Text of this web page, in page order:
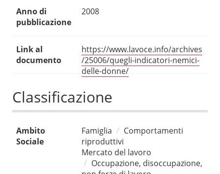
Anno di
pubblicazione
2008
Link al
documento
https://www.lavoce.info/archives
/25006/quegli-indicatori-nemici-
delle-donne/
Classificazione
Ambito
Sociale
Famiglia
Comportamenti
riproduttivi
Mercato del lavoro
Occupazione, disoccupazione,